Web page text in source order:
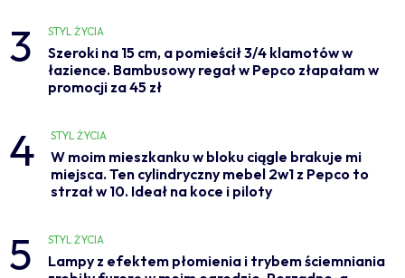
3 STYL ŻYCIA
Szeroki na 15 cm, a pomieścił 3/4 klamotów w
łazience. Bambusowy regał w Pepco złapałam w
promocji za 45 zł
4 STYL ŻYCIA
W moim mieszkanku w bloku ciągle brakuje mi
miejsca. Ten cylindryczny mebel 2w1 z Pepco to
strzał w 10. Ideał na koce i piloty
5 STYL ŻYCIA
Lampy z efektem płomienia i trybem ściemniania